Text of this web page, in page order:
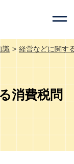
識 経営などに関す
消費税問